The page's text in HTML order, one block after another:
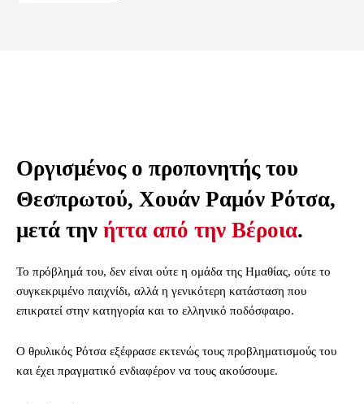
Οργισμένος ο προπονητής του
Θεσπρωτού, Χουάν Ραμόν Ρότσα,
μετά την ήττα από την Βέροια.
Το πρόβλημά του, δεν είναι ούτε η ομάδα της Ημαθίας, ούτε το
συγκεκριμένο παιχνίδι, αλλά η γενικότερη κατάσταση που
επικρατεί στην κατηγορία και το ελληνικό ποδόσφαιρο.
Ο θρυλικός Ρότσα εξέφρασε εκτενώς τους προβληματισμούς του
και έχει πραγματικό ενδιαφέρον να τους ακούσουμε.